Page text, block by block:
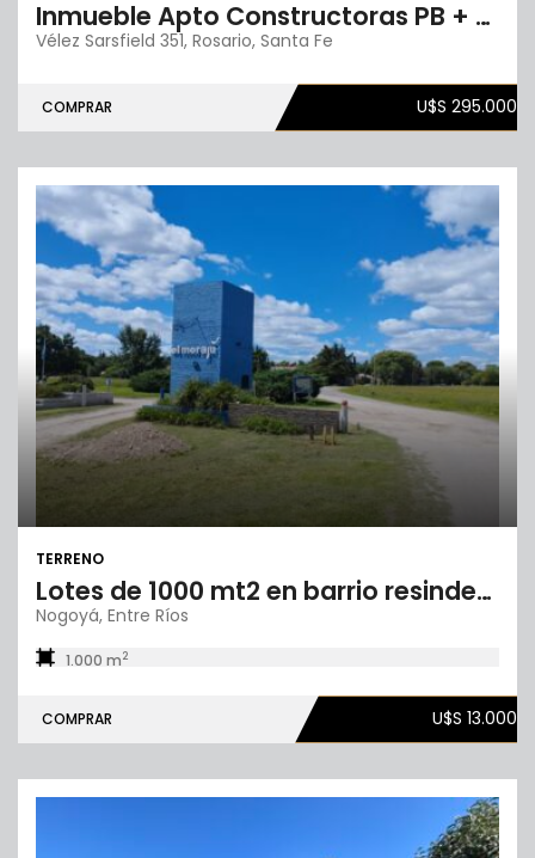
Inmueble Apto Constructoras PB + 6 pisos
Vélez Sarsfield 351, Rosario, Santa Fe
COMPRAR U$S 295.000
TERRENO
Lotes de 1000 mt2 en barrio resindencial El Morajú, Nogoyá
Nogoyá, Entre Ríos
1.000 m2
COMPRAR U$S 13.000